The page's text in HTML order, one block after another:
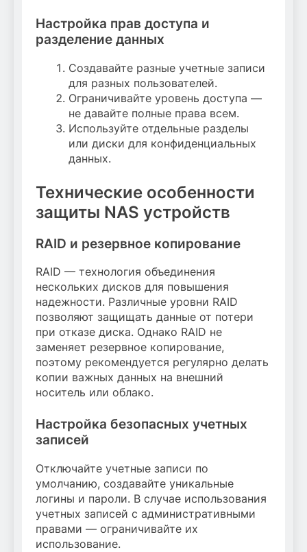
Настройка прав доступа и
разделение данных
Создавайте разные учетные записи
для разных пользователей.
Ограничивайте уровень доступа —
не давайте полные права всем.
Используйте отдельные разделы
или диски для конфиденциальных
данных.
Технические особенности
защиты NAS устройств
RAID и резервное копирование
RAID — технология объединения
нескольких дисков для повышения
надежности. Различные уровни RAID
позволяют защищать данные от потери
при отказе диска. Однако RAID не
заменяет резервное копирование,
поэтому рекомендуется регулярно делать
копии важных данных на внешний
носитель или облако.
Настройка безопасных учетных
записей
Отключайте учетные записи по
умолчанию, создавайте уникальные
логины и пароли. В случае использования
учетных записей с административными
правами — ограничивайте их
использование.